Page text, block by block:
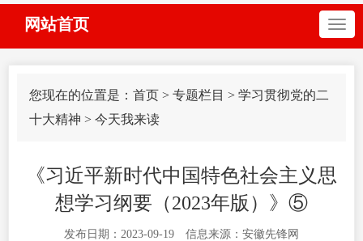
网站首页
您现在的位置是： 首页 > 专题栏目 > 学习贯彻党的二
十大精神 > 今天我来读
《习近平新时代中国特色社会主义思
想学习纲要（2023年版）》⑤
发布日期：2023-09-19
信息来源：安徽先锋网